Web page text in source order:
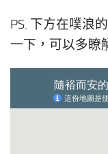
PS. 下方在噗浪
一下，可以多瞭